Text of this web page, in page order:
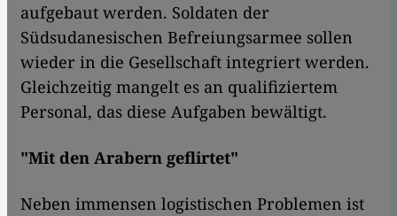
aufgebaut werden. Soldaten der
Südsudanesischen Befreiungsarmee sollen
wieder in die Gesellschaft integriert werden.
Gleichzeitig mangelt es an qualifiziertem
Personal, das diese Aufgaben bewältigt.
"Mit den Arabern geflirtet"
Neben immensen logistischen Problemen ist